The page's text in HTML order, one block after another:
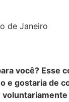
de Janeiro
você?
e gostaria